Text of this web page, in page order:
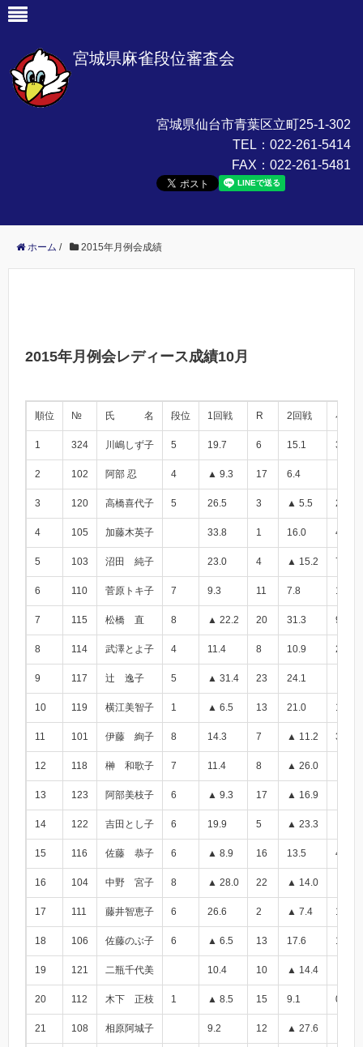
宮城県麻雀段位審査会
宮城県仙台市青葉区立町25-1-302
TEL： 022-261-5414
FAX： 022-261-5481
ホーム / 2015年月例会成績
2015年月例会レディース成績10月
順位 № 氏 名 段位 1回戦 R 2回戦 小計
1 324 川嶋しず子 5 19.7 6 15.1 34.8
2 102 阿部 忍 4 ▲ 9.3 17 6.4
3 120 高橋喜代子 5 26.5 3 ▲ 5.5 21.0
4 105 加藤木英子 33.8 1 16.0 49.8
5 103 沼田 純子 23.0 4 ▲ 15.2 7.8
6 110 菅原トキ子 7 9.3 11 7.8 17.1
7 115 松橋 直 8 ▲ 22.2 20 31.3 9.1
8 114 武澤とよ子 4 11.4 8 10.9 22.3
9 117 辻 逸子 5 ▲ 31.4 23 24.1
10 119 横江美智子 1 ▲ 6.5 13 21.0 14.5
11 101 伊藤 絢子 8 14.3 7 ▲ 11.2 3.1
12 118 榊 和歌子 7 11.4 8 ▲ 26.0
13 123 阿部美枝子 6 ▲ 9.3 17 ▲ 16.9
14 122 吉田とし子 6 19.9 5 ▲ 23.3
15 116 佐藤 恭子 6 ▲ 8.9 16 13.5 4.6
16 104 中野 宮子 8 ▲ 28.0 22 ▲ 14.0
17 111 藤井智恵子 6 26.6 2 ▲ 7.4 19.2
18 106 佐藤のぶ子 6 ▲ 6.5 13 17.6 11.1
19 121 二瓶千代美 10.4 10 ▲ 14.4
20 112 木下 正枝 1 ▲ 8.5 15 9.1 0.6
21 108 相原阿城子 9.2 12 ▲ 27.6